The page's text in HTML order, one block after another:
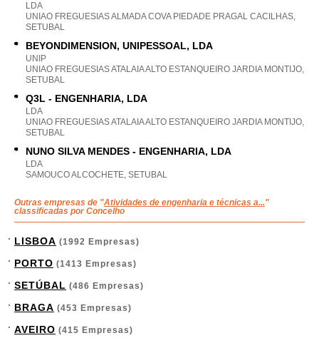
LDA
UNIAO FREGUESIAS ALMADA COVA PIEDADE PRAGAL CACILHAS,
SETUBAL
BEYONDIMENSION, UNIPESSOAL, LDA
UNIP
UNIAO FREGUESIAS ATALAIA ALTO ESTANQUEIRO JARDIA MONTIJO,
SETUBAL
Q3L - ENGENHARIA, LDA
LDA
UNIAO FREGUESIAS ATALAIA ALTO ESTANQUEIRO JARDIA MONTIJO,
SETUBAL
NUNO SILVA MENDES - ENGENHARIA, LDA
LDA
SAMOUCO ALCOCHETE, SETUBAL
Outras empresas de "Atividades de engenharia e técnicas a..."
classificadas por Concelho
LISBOA (1992 Empresas)
PORTO (1413 Empresas)
SETÚBAL (486 Empresas)
BRAGA (453 Empresas)
AVEIRO (415 Empresas)